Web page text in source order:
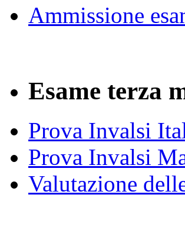
Ammissione
Esame terza
Prova Invalsi
Prova Invalsi
Valutazione